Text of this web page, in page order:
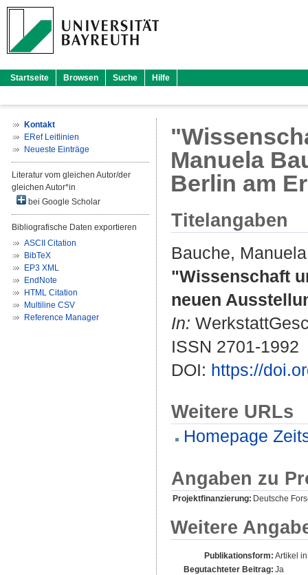
Startseite Browsen Suche Hilfe
Kontakt
ERef Leitlinien
Neueste Einträge
Literatur vom gleichen Autor/der
gleichen Autor*in
bei Google Scholar
Bibliografische Daten exportieren
ASCII Citation
BibTeX
EP3 XML
EndNote
HTML Citation
Multiline CSV
Reference Manager
Manuela
Berlin am
Titelangaben
Bauche, Manuela
"Wissenschaft
neuen
In:
ISSN 2701-1992
DOI: https://
Weitere URLs
Homepage
Angaben zu
Projektfinanzierung: Deutsche
Weitere
Publikationsform: Artikel
Begutachteter Beitrag: Ja